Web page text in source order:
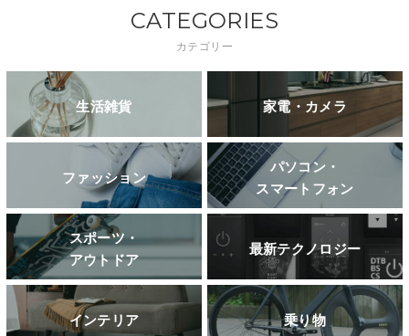
CATEGORIES
カテゴリー
生活雑貨 家電・カメラ
ファッション
パソコン・
スマートフォン
スポーツ・
アウトドア
最新テクノロジー
インテリア 乗り物